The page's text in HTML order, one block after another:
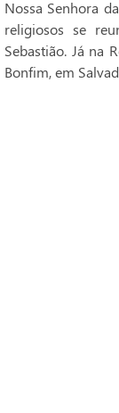
Nossa Senhora
religiosos se
Sebastião. Já na
Bonfim, em